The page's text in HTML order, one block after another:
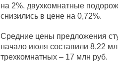
на 2%, двухкомнатные
снизились в цене на 0,72%.
Средние цены предложения
начало июля составили 8,22
трехкомнатных – 17 млн руб.